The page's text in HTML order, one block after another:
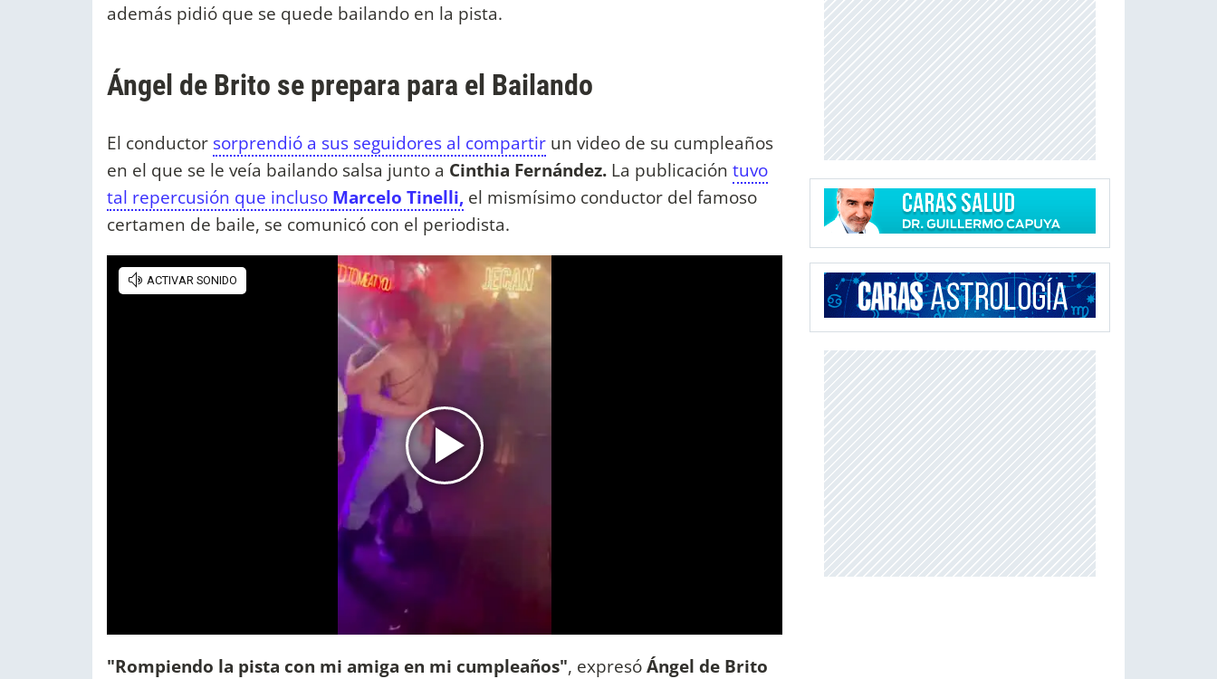
además pidió que se quede bailando en la pista.
Ángel de Brito se prepara para el Bailando
El conductor sorprendió a sus seguidores al compartir un video de su cumpleaños
en el que se le veía bailando salsa junto a Cinthia Fernández. La publicación tuvo
tal repercusión que incluso Marcelo Tinelli, el mismísimo conductor del famoso
certamen de baile, se comunicó con el periodista.
"Rompiendo la pista con mi amiga en mi cumpleaños", expresóÁngel de Brito